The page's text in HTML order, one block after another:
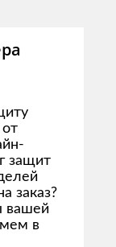
защит
заказ?
вашей
в